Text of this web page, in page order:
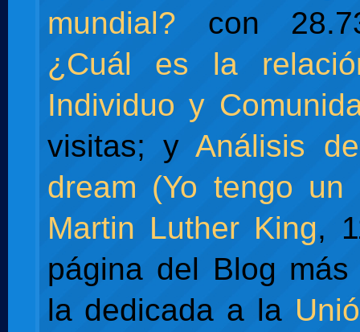
mundial? con
¿Cuál es la
Individuo y
visitas; yAnálisis
dream (Yo tengo un
Martin Luther King,
página del Blog
la dedicada a la